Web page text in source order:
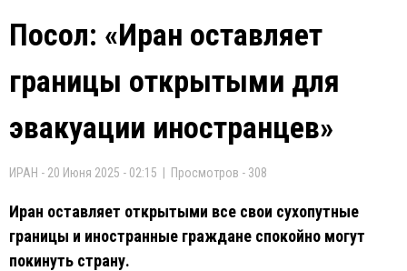
Посол: «Иран оставляет
границы открытыми для
эвакуации иностранцев»
ИРАН - 20 Июня 2025 - 02:15 | Просмотров - 308
Иран оставляет открытыми все свои сухопутные
границы и иностранные граждане спокойно могут
покинуть страну.